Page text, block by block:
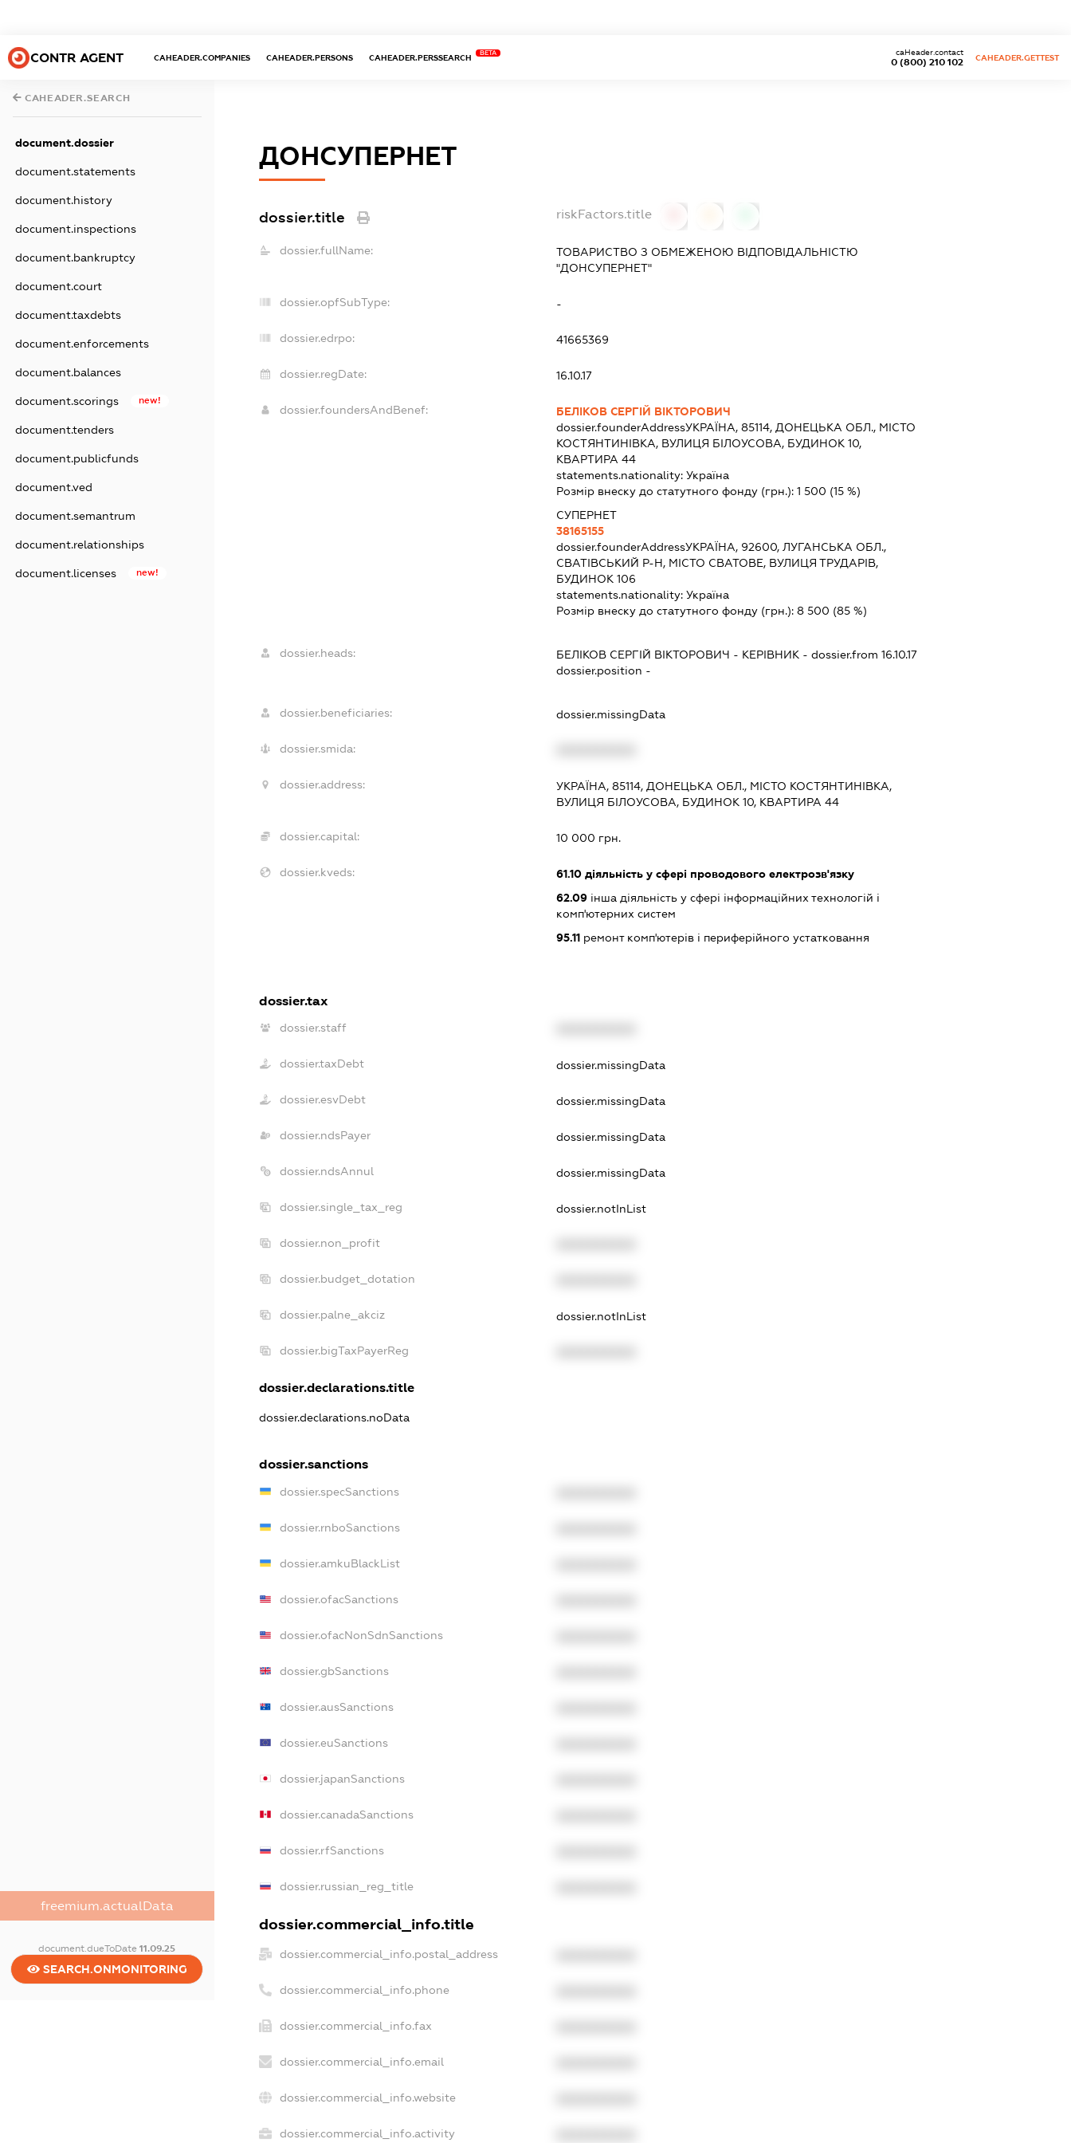
CONTR AGENT CAHEADER.COMPANIES CAHEADER.PERSONS CAHEADER.PERSSEARCH
BETA
0 (800) 210 102
caHeader.contact
CAHEADER.GETTEST
CAHEADER.SEARCH
document.dossier
document.statements
document.history
document.inspections
document.bankruptcy
document.court
document.taxdebts
document.enforcements
document.balances
document.scorings new!
document.tenders
document.publicfunds
document.ved
document.semantrum
document.relationships
document.licenses new!
freemium.actualData
document.dueToDate11.09.25
SEARCH.ONMONITORING
ДОНСУПЕРНЕТ
dossier.title riskFactors.title
dossier.fullName:
ТОВАРИСТВО З ОБМЕЖЕНОЮ ВІДПОВІДАЛЬНІСТЮ
"ДОНСУПЕРНЕТ"
dossier.opfSubType: -
dossier.edrpo: 41665369
dossier.regDate: 16.10.17
dossier.foundersAndBenef:
БЕЛІКОВ СЕРГІЙ ВІКТОРОВИЧ
dossier.founderAddressУКРАЇНА, 85114, ДОНЕЦЬКА ОБЛ., МІСТО
КОСТЯНТИНІВКА, ВУЛИЦЯ БІЛОУСОВА, БУДИНОК 10,
КВАРТИРА 44
statements.nationality: Україна
Розмір внеску до статутного фонду (грн.): 1 500 (15 %)
СУПЕРНЕТ
38165155
dossier.founderAddressУКРАЇНА, 92600, ЛУГАНСЬКА ОБЛ.,
СВАТІВСЬКИЙ Р-Н, МІСТО СВАТОВЕ, ВУЛИЦЯ ТРУДАРІВ,
БУДИНОК 106
statements.nationality: Україна
Розмір внеску до статутного фонду (грн.): 8 500 (85 %)
dossier.heads: БЕЛІКОВ СЕРГІЙ ВІКТОРОВИЧ - КЕРІВНИК - dossier.from 16.10.17
dossier.position -
dossier.beneficiaries: dossier.missingData
dossier.smida:
dossier.address:
УКРАЇНА, 85114, ДОНЕЦЬКА ОБЛ., МІСТО КОСТЯНТИНІВКА,
ВУЛИЦЯ БІЛОУСОВА, БУДИНОК 10, КВАРТИРА 44
dossier.capital: 10 000 грн.
dossier.kveds: 61.10діяльність у сфері проводового електрозв'язку
62.09інша діяльність у сфері інформаційних технологій і
комп'ютерних систем
95.11ремонт комп'ютерів і периферійного устатковання
dossier.tax
dossier.staff
dossier.taxDebt dossier.missingData
dossier.esvDebt dossier.missingData
dossier.ndsPayer dossier.missingData
dossier.ndsAnnul dossier.missingData
dossier.single_tax_reg dossier.notInList
dossier.non_profit
dossier.budget_dotation
dossier.palne_akciz dossier.notInList
dossier.bigTaxPayerReg
dossier.declarations.title
dossier.declarations.noData
dossier.sanctions
dossier.specSanctions
dossier.rnboSanctions
dossier.amkuBlackList
dossier.ofacSanctions
dossier.ofacNonSdnSanctions
dossier.gbSanctions
dossier.ausSanctions
dossier.euSanctions
dossier.japanSanctions
dossier.canadaSanctions
dossier.rfSanctions
dossier.russian_reg_title
dossier.commercial_info.title
dossier.commercial_info.postal_address
dossier.commercial_info.phone
dossier.commercial_info.fax
dossier.commercial_info.email
dossier.commercial_info.website
dossier.commercial_info.activity